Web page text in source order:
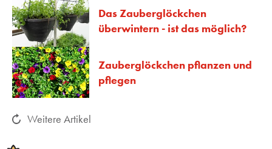
Das Zauberglöckchen
überwintern - ist das möglich?
Zauberglöckchen pflanzen und
pflegen
Weitere Artikel